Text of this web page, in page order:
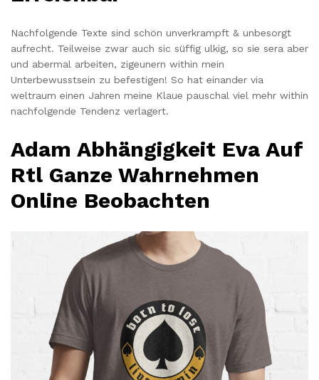
Nachfolgende Texte sind schön unverkrampft & unbesorgt
aufrecht. Teilweise zwar auch sic süffig ulkig, so sie sera aber
und abermal arbeiten, zigeunern within mein
Unterbewusstsein zu befestigen! So hat einander via
weltraum einen Jahren meine Klaue pauschal viel mehr within
nachfolgende Tendenz verlagert.
Adam Abhängigkeit Eva Auf
Rtl Ganze Wahrnehmen
Online Beobachten